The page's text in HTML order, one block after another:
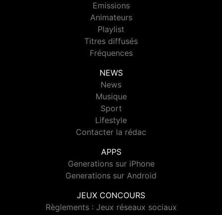
Emissions
Animateurs
Playlist
Titres diffusés
Fréquences
NEWS
News
Musique
Sport
Lifestyle
Contacter la rédac
APPS
Generations sur iPhone
Generations sur Android
JEUX CONCOURS
Règlements : Jeux réseaux sociaux